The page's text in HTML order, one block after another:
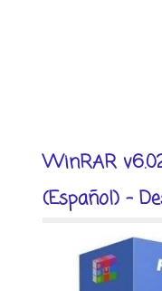
WinRAR
(Español) -